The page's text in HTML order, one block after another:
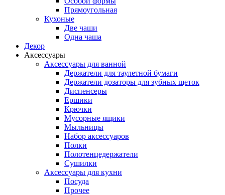
Прямоугольная
Кухоные
Две чаши
Одна чаша
Декор
Аксессуары
Аксессуары для ванной
Держатели для таулетной бумаги
Держатели дозаторы для зубных щеток
Диспенсеры
Ершики
Крючки
Мусорные ящики
Мыльницы
Набор аксессуаров
Полки
Полотенцедержатели
Сушилки
Аксессуары для кухни
Посуда
Прочее